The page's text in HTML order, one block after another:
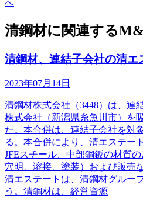
へ
清鋼材に関連する
清鋼材、連結子会社の清エ
2023年07月14日
清鋼材株式会社（3448）は、連
株式会社（新潟県糸魚川市）を
た。本合併は、連結子会社を対
る。本合併により、清エステー
JFEスチール、中部鋼鈑の材質
穴明、溶接、塗装）および販売
清エステートは、清鋼材グルー
う。清鋼材は、経営資源